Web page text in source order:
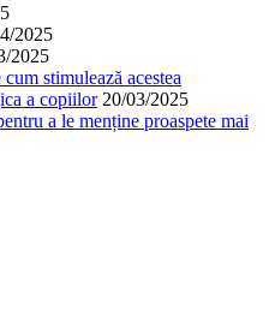
2025
2025
stimulează acestea
a copiilor 20/03/2025
a le menține proaspete mai